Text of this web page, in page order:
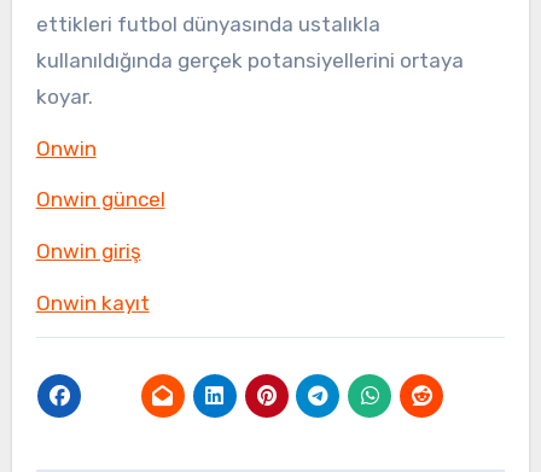
ettikleri futbol dünyasında ustalıkla
kullanıldığında gerçek potansiyellerini ortaya
koyar.
Onwin
Onwin güncel
Onwin giriş
Onwin kayıt